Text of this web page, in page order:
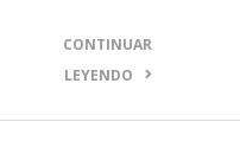
CONTINUAR
LEYENDO